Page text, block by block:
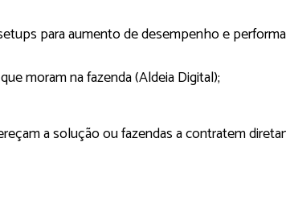
para aumento de desempenho e
moram na fazenda (Aldeia Digital);
a solução ou fazendas a contratem